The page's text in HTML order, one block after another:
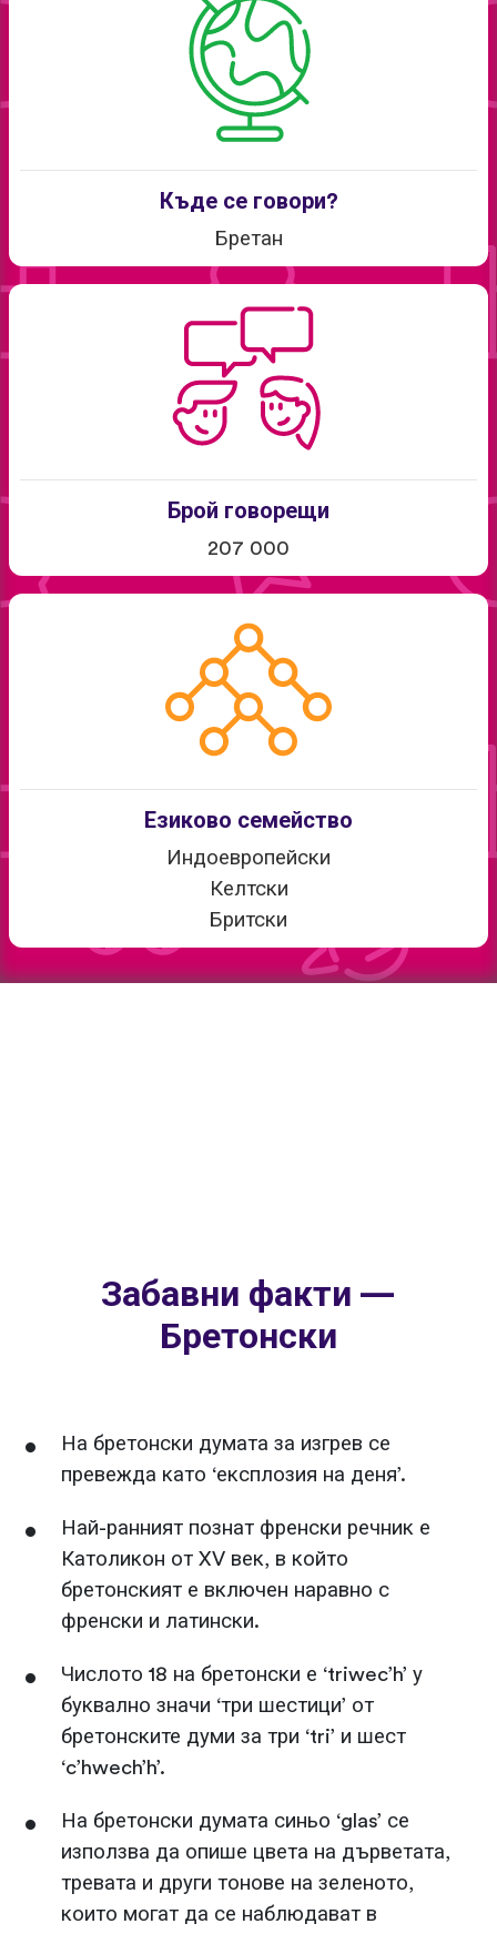
Къде се говори?
Бретан
Брой говорещи
207 000
Езиково семейство
Индоевропейски
Келтски
Бритски
Забавни факти —
Бретонски
На бретонски думата за изгрев се
превежда като ‘експлозия на деня’.
Най-ранният познат френски речник е
Католикон от XV век, в който
бретонският е включен наравно с
френски и латински.
Числото 18 на бретонски е ‘triwec’h’ у
буквално значи ‘три шестици’ от
бретонските думи за три ‘tri’ и шест
‘c’hwech’h’.
На бретонски думата синьо ‘glas’ се
използва да опише цвета на дърветата,
тревата и други тонове на зеленото,
които могат да се наблюдават в